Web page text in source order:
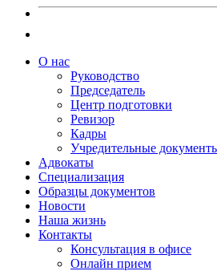
О нас
Руководство
Председатель
Центр подготовки
Ревизор
Кадры
Учредительные
Адвокаты
Специализация
Образцы документов
Новости
Наша жизнь
Контакты
Консультация в офисе
Онлайн прием